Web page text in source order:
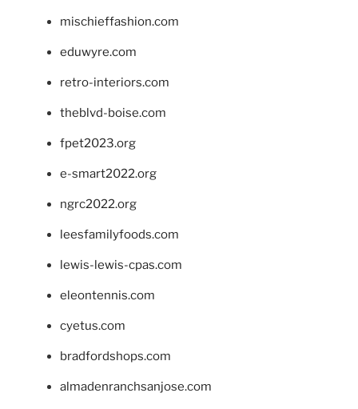
mischieffashion.com
eduwyre.com
retro-interiors.com
theblvd-boise.com
fpet2023.org
e-smart2022.org
ngrc2022.org
leesfamilyfoods.com
lewis-lewis-cpas.com
eleontennis.com
cyetus.com
bradfordshops.com
almadenranchsanjose.com